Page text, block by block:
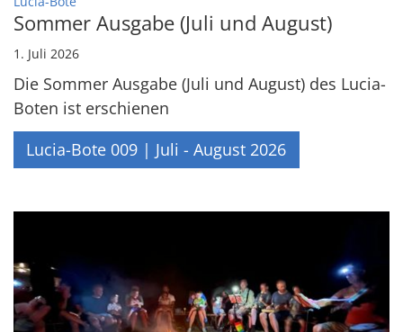
Sommer Ausgabe (Juli und August)
1. Juli 2026
Die Sommer Ausgabe (Juli und August) des Lucia-
Boten ist erschienen
Lucia-Bote 009 | Juli - August 2026